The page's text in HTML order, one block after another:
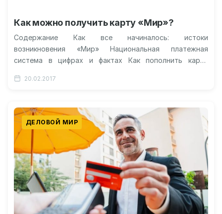
Как можно получить карту «Мир»?
Содержание Как все начиналось: истоки
возникновения «Мир» Национальная платежная
система в цифрах и фактах Как пополнить карту
20.02.2017
ДЕЛОВОЙ МИР